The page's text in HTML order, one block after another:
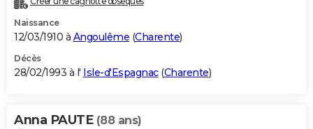
Naissance
12/03/1910 à Angoulême (Charente)
Décès
28/02/1993 à l' Isle-d'Espagnac(Charente)
Anna PAUTE (88 ans)